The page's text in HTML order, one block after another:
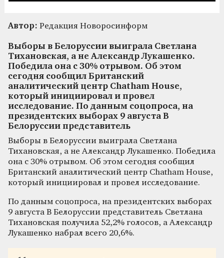
Автор: Редакция Новоросинформ
Выборы в Белоруссии выиграла Светлана
Тихановская, а не Александр Лукашенко.
Победила она с 30% отрывом. Об этом
сегодня сообщил Британский
аналитический центр Chatham House,
который инициировал и провел
исследование. По данным соцопроса, на
президентских выборах 9 августа В
Белоруссии представитель
Выборы в Белоруссии выиграла Светлана
Тихановская, а не Александр Лукашенко. Победила
она с 30% отрывом. Об этом сегодня сообщил
Британский аналитический центр Chatham House,
который инициировал и провел исследование.
По данным соцопроса, на президентских выборах
9 августа В Белоруссии представитель Светлана
Тихановская получила 52,2% голосов, а Александр
Лукашенко набрал всего 20,6%.